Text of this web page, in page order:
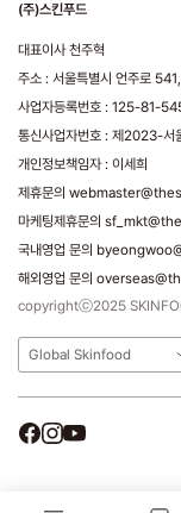
(주)스킨푸드
대표이사 천주혁
주소 : 서울특별시 언주로
사업자등록번호 : 125-81-
통신사업자번호 : 제2023-
개인정보책임자 : 이세희
제휴문의
마케팅제휴문의
국내영업 문의
해외영업 문의
copyrightⓒ2025
Global Skinfood